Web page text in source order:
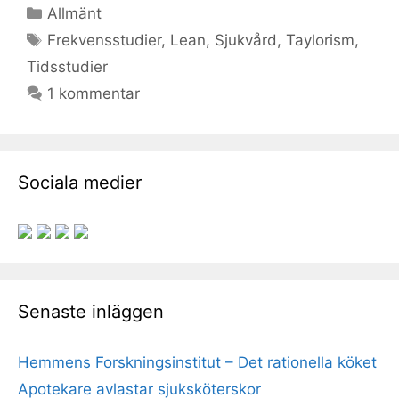
Kategorier
Allmänt
Etiketter
Frekvensstudier, Lean, Sjukvård,Taylorism,
Tidsstudier
1 kommentar
Sociala medier
Senaste inläggen
Hemmens Forskningsinstitut – Det rationella köket
Apotekare avlastar sjuksköterskor